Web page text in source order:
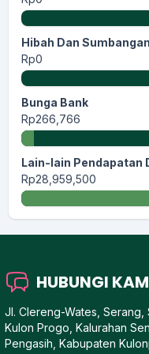
Hibah Dan
Rp0
Bunga Bank
Rp266,766
Lain-lain Pendapatan
Rp28,959,500
HUBUNGI
Jl. Clereng-Wates, Serang,
Kulon Progo, Kalurahan
Pengasih, Kabupaten